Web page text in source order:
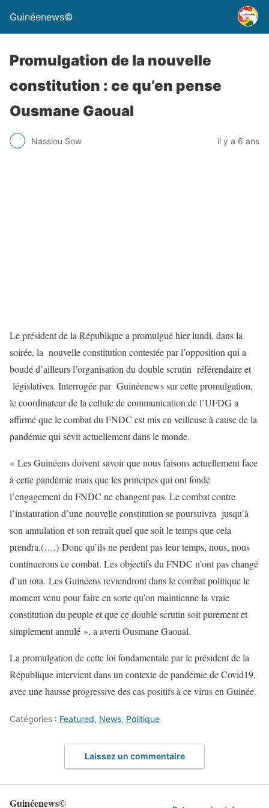
Guinéenews©
Promulgation de la nouvelle
constitution : ce qu’en pense
Ousmane Gaoual
Nassiou Sow il y a 6 ans
Le président de la République a promulgué hier lundi, dans la
soirée, la nouvelle constitution contestée par l’opposition qui a
boudé d’ailleurs l’organisation du double scrutin référendaire et
législatives. Interrogée par Guinéenews sur cette promulgation,
le coordinateur de la cellule de communication de l’UFDG a
affirmé que le combat du FNDC est mis en veilleuse à cause de la
pandémie qui sévit actuellement dans le monde.
« Les Guinéens doivent savoir que nous faisons actuellement face
à cette pandémie mais que les principes qui ont fondé
l’engagement du FNDC ne changent pas. Le combat contre
l’instauration d’une nouvelle constitution se poursuivra jusqu’à
son annulation et son retrait quel que soit le temps que cela
prendra.(….) Donc qu’ils ne perdent pas leur temps, nous, nous
continuerons ce combat. Les objectifs du FNDC n’ont pas changé
d’un iota. Les Guinéens reviendront dans le combat politique le
moment venu pour faire en sorte qu’on maintienne la vraie
constitution du peuple et que ce double scrutin soit purement et
simplement annulé », a averti Ousmane Gaoual.
La promulgation de cette loi fondamentale par le président de la
République intervient dans un contexte de pandémie de Covid19,
avec une hausse progressive des cas positifs à ce virus en Guinée.
Catégories : Featured, News, Politique
Laissez un commentaire
Guinéenews©